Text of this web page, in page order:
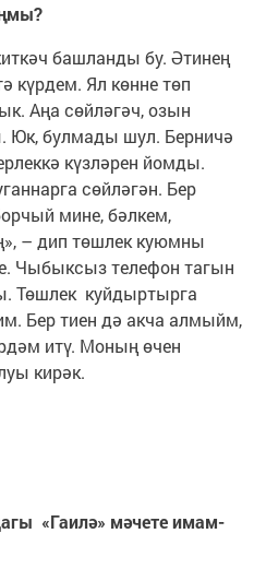
башланды бу. Әтинең
күрдем. Ял көнне төп
Аңа сөйләгәч, озын
Юк, булмады шул. Берничә
күзләрен йомды.
сөйләгән. Бер
мине, бәлкем,
– дип төшлек куюмны
Чыбыксыз телефон тагын
Төшлек куйдыртырга
Бер тиен дә акча алмыйм,
итү. Моның өчен
кирәк.
«Гаилә» мәчете имам-